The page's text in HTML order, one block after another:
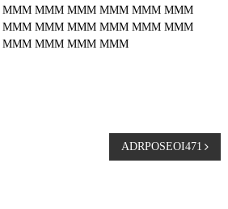
MMM MMM MMM MMM MMM MMM
MMM MMM MMM MMM MMM MMM
MMM MMM MMM MMM
ADRPOSEOI471